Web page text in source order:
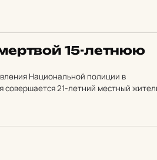
15-летнюю
Национальной полиции в
совершается 21-летний местный